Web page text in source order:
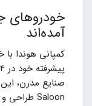
خودروهای
آمده‌اند
کمپانی هوندا
صنایع مدرن،
Saloon طراحی و توسعه داده شده اند.سری Honda Zero